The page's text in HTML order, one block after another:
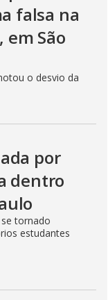
falsa na
em São
o desvio da
por
dentro
tornado
estudantes